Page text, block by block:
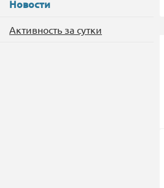
Новости
Активность за сутки